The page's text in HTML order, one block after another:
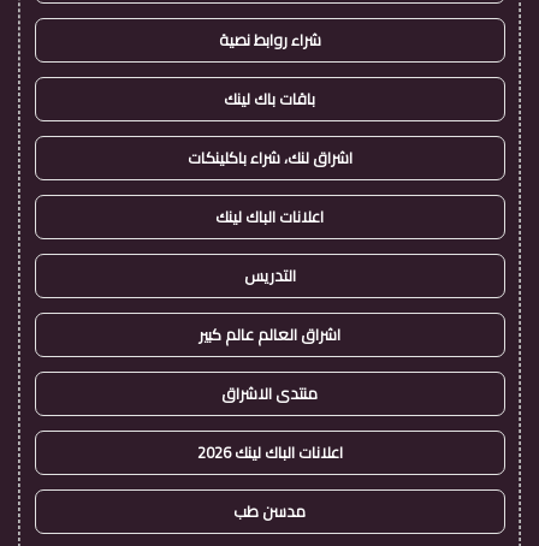
شراء روابط نصية
باقات باك لينك
اشراق لنك، شراء باكلينكات
اعلانات الباك لينك
التدريس
اشراق العالم عالم كبير
منتدى الاشراق
اعلانات الباك لينك 2026
مدسن طب